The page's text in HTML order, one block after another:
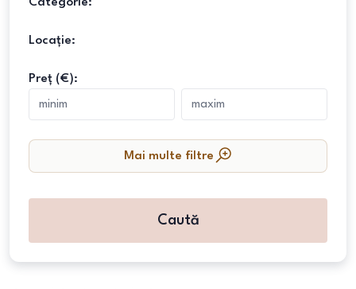
Locație:
Preț (€):
Mai multe filtre
Caută